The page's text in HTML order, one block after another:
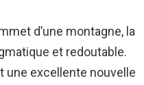
d’une montagne, la
et redoutable.
une excellente nouvelle